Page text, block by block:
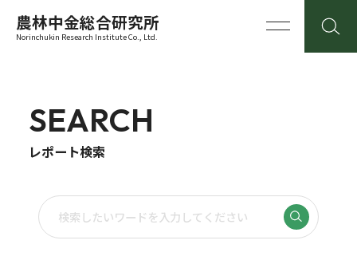
農林中金総合研究所
Norinchukin Research Institute Co., Ltd.
SEARCH
レポート検索